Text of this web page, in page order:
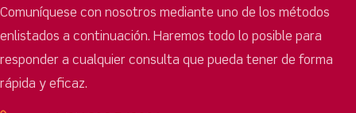
Comuníquese con nosotros mediante uno de los métodos
enlistados a continuación. Haremos todo lo posible para
responder a cualquier consulta que pueda tener de forma
rápida y eficaz.